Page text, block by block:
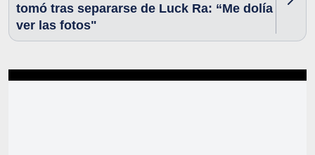
tomó tras separarse de Luck Ra: “Me dolía
ver las fotos"